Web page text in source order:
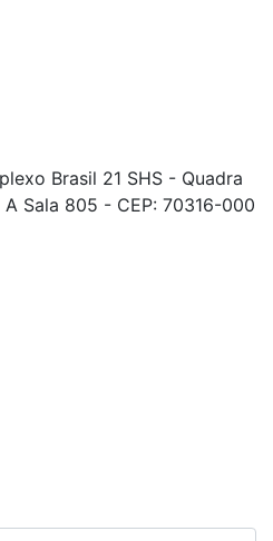
Brasil 21 SHS - Quadra
Sala 805 - CEP: 70316-000